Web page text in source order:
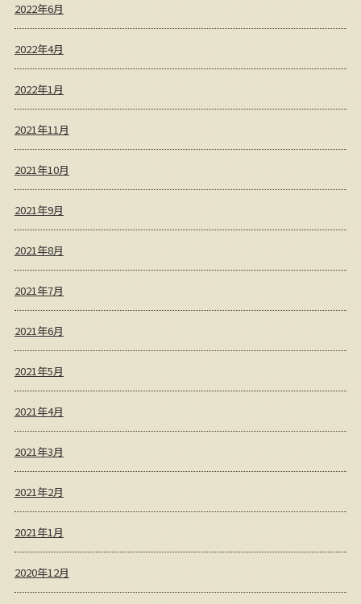
2022年6月
2022年4月
2022年1月
2021年11月
2021年10月
2021年9月
2021年8月
2021年7月
2021年6月
2021年5月
2021年4月
2021年3月
2021年2月
2021年1月
2020年12月